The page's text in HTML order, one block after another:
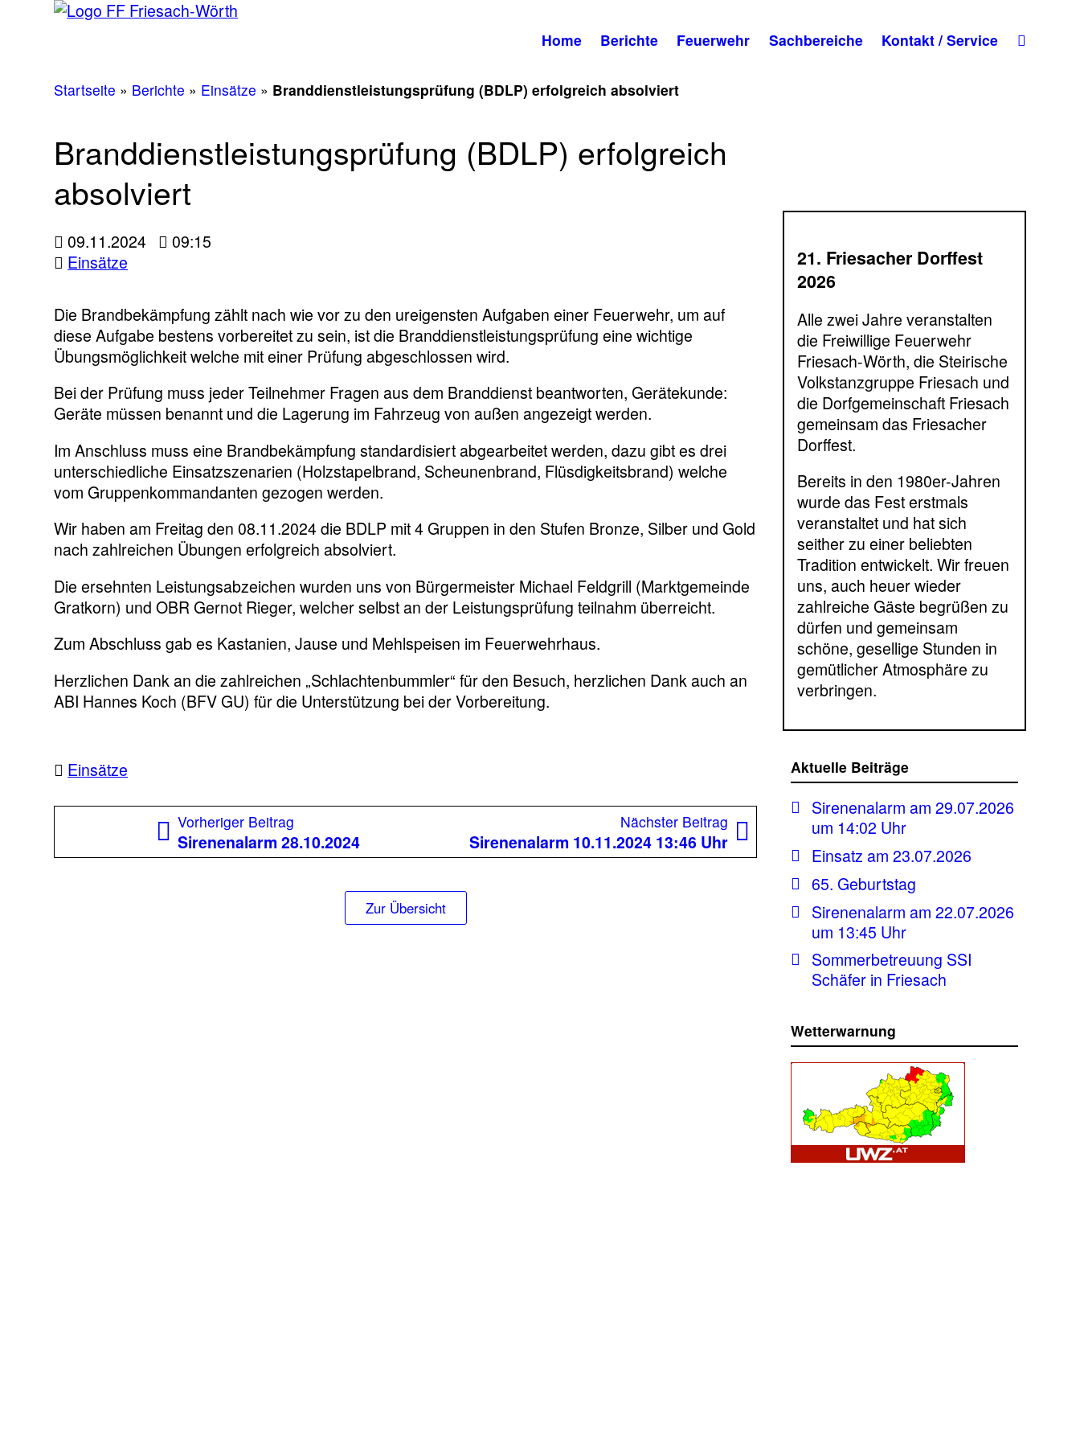
Home Berichte Feuerwehr Sachbereiche Kontakt / Service
Startseite » Berichte » Einsätze » Branddienstleistungsprüfung (BDLP) erfolgreich absolviert
Branddienstleistungsprüfung (BDLP) erfolgreich
absolviert
09.11.2024
09:15
Einsätze
Die Brandbekämpfung zählt nach wie vor zu den ureigensten Aufgaben einer Feuerwehr, um auf
diese Aufgabe bestens vorbereitet zu sein, ist die Branddienstleistungsprüfung eine wichtige
Übungsmöglichkeit welche mit einer Prüfung abgeschlossen wird.
Bei der Prüfung muss jeder Teilnehmer Fragen aus dem Branddienst beantworten, Gerätekunde:
Geräte müssen benannt und die Lagerung im Fahrzeug von außen angezeigt werden.
ImAnschluss muss eine Brandbekämpfung standardisiert abgearbeitet werden, dazu gibt es drei
unterschiedliche Einsatzszenarien (Holzstapelbrand, Scheunenbrand, Flüsdigkeitsbrand) welche
vom Gruppenkommandanten gezogen werden.
Wir haben am Freitag den 08.11.2024 die BDLP mit 4 Gruppen in den Stufen Bronze, Silber und Gold
nach zahlreichen Übungen erfolgreich absolviert.
Die ersehnten Leistungsabzeichen wurden uns von Bürgermeister Michael Feldgrill (Marktgemeinde
Gratkorn) und OBR Gernot Rieger, welcher selbst an der Leistungsprüfung teilnahm überreicht.
Zum Abschluss gab es Kastanien, Jause und Mehlspeisen im Feuerwehrhaus.
Herzlichen Dank an die zahlreichen „Schlachtenbummler“ für den Besuch, herzlichen Dank auch an
ABI Hannes Koch (BFV GU) für die Unterstützung bei der Vorbereitung.
Einsätze
Beitragsnavigation
Vorheriger BeitragVorheriger
Beitrag:
Sirenenalarm 28.10.2024
Nächster Beitrag Nächster
Beitrag:
Sirenenalarm 10.11.2024 13:46 Uhr
Zur Übersicht
21. Friesacher Dorffest
2026
Alle zwei Jahre veranstalten
die Freiwillige Feuerwehr
Friesach-Wörth, die Steirische
Volkstanzgruppe Friesach und
die Dorfgemeinschaft Friesach
gemeinsam das Friesacher
Dorffest.
Bereits in den 1980er-Jahren
wurde das Fest erstmals
veranstaltet und hat sich
seither zu einer beliebten
Tradition entwickelt. Wir freuen
uns, auch heuer wieder
zahlreiche Gäste begrüßen zu
dürfen und gemeinsam
schöne, gesellige Stunden in
gemütlicher Atmosphäre zu
verbringen.
Aktuelle Beiträge
Sirenenalarm am 29.07.2026
um 14:02 Uhr
Einsatz am 23.07.2026
65. Geburtstag
Sirenenalarm am 22.07.2026
um 13:45 Uhr
Sommerbetreuung SSI
Schäfer in Friesach
Wetterwarnung